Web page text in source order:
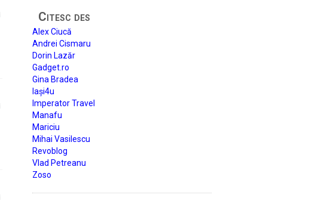
Citesc des
Alex Ciucă
Andrei Cismaru
Dorin Lazăr
Gadget.ro
Gina Bradea
Iași4u
Imperator Travel
Manafu
Mariciu
Mihai Vasilescu
Revoblog
Vlad Petreanu
Zoso